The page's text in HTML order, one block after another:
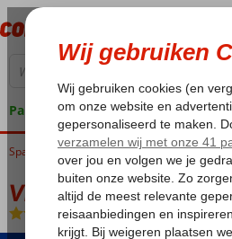
Pakketgarantie
Home
Spanje Balearen Mallorca Playa de Palma
Vibra Palma Cactus
Logies en ontbijt -Hotel